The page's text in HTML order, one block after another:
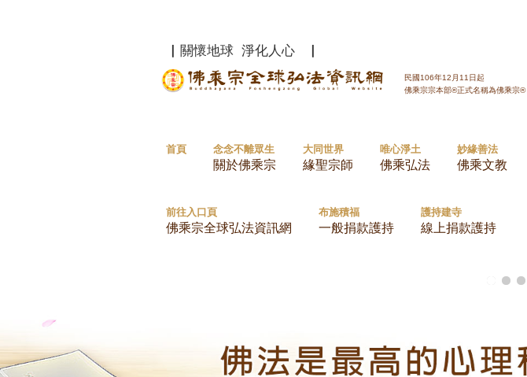
▏關懷地球 淨化人心 ▏
民國106年12月11日起
佛乘宗宗本部®正式名稱為佛乘宗®
首頁 念念不離眾生
關於佛乘宗
大同世界
緣聖宗師
唯心淨土
佛乘弘法
妙緣善法
佛乘文教
前往入口頁
佛乘宗全球弘法資訊網
布施積福
一般捐款護持
護持建寺
線上捐款護持